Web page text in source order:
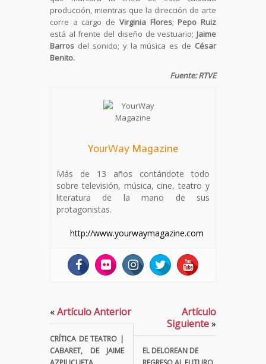
producción, mientras que la dirección de arte
corre a cargo de Virginia Flores; Pepo Ruiz
está al frente del diseño de vestuario; Jaime
Barros del sonido; y la música es de César
Benito.
Fuente: RTVE
YourWay Magazine
Más de 13 años contándote todo
sobre televisión, música, cine, teatro y
literatura de la mano de sus
protagonistas.
http://www.yourwaymagazine.com
«Artículo Anterior
CRÍTICA DE TEATRO |
CABARET, DE JAIME
Artículo
Siguiente»
EL DELOREAN DE